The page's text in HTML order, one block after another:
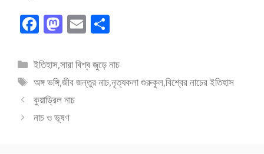
F
e
b
o
o
M
to
d
o
n
E
ai
l
ar
e
বিভাগ
সমূহ
ইতিহাস,সারা বিশ্ব জুড়ে নাচ
ট্যাগ
সমূহ
অঙ্গ ভঙ্গি,জীব জন্তুর নাচ,নৃত্যকলা গুরুকুল,বিশ্বের নাচের ইতিহাস
কুয়াড্রিল নাচ
নাচ ও ভূষণ